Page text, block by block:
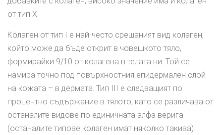
от тип X.
Колаген от тип I е най-често срещаният вид колаген,
който може да бъде открит в човешкото тяло,
формирайки 9/10 от колагена в телата ни. Той се
намира точно под повърхностния епидермален слой
на кожата – в дермата. Тип III е следващият по
процентно съдържание в тялото, като се различава от
останалите видове по единичната алфа верига
(останалите типове колаген имат няколко такива).